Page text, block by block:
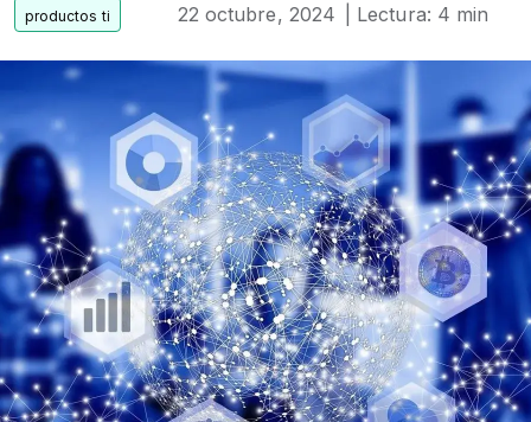
22 octubre, 2024 | Lectura: 4 min